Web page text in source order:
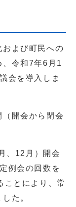
および町民への
、令和7年6月1
会を導入しま
開会から閉会
、12月）開会
例会の回数を
ことにより、常
た。